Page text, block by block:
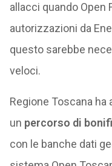
allacci quando Open
autorizzazioni da
questo sarebbe
veloci.
Regione Toscana ha
un percorso di
con le banche dati